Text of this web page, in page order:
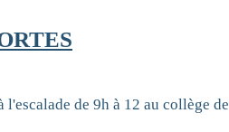
l'escalade de 9h à 12 au collège de